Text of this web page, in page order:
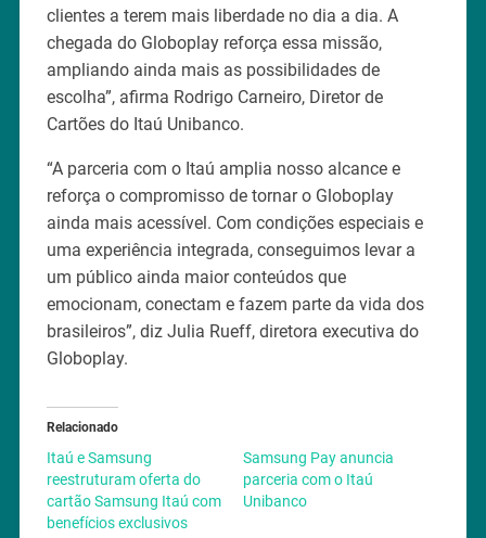
clientes a terem mais liberdade no dia a dia. A
chegada do Globoplay reforça essa missão,
ampliando ainda mais as possibilidades de
escolha”, afirma Rodrigo Carneiro, Diretor de
Cartões do Itaú Unibanco.
“A parceria com o Itaú amplia nosso alcance e
reforça o compromisso de tornar o Globoplay
ainda mais acessível. Com condições especiais e
uma experiência integrada, conseguimos levar a
um público ainda maior conteúdos que
emocionam, conectam e fazem parte da vida dos
brasileiros”, diz Julia Rueff, diretora executiva do
Globoplay.
Relacionado
Itaú e Samsung
reestruturam oferta do
cartão Samsung Itaú com
benefícios exclusivos
Samsung Pay anuncia
parceria com o Itaú
Unibanco